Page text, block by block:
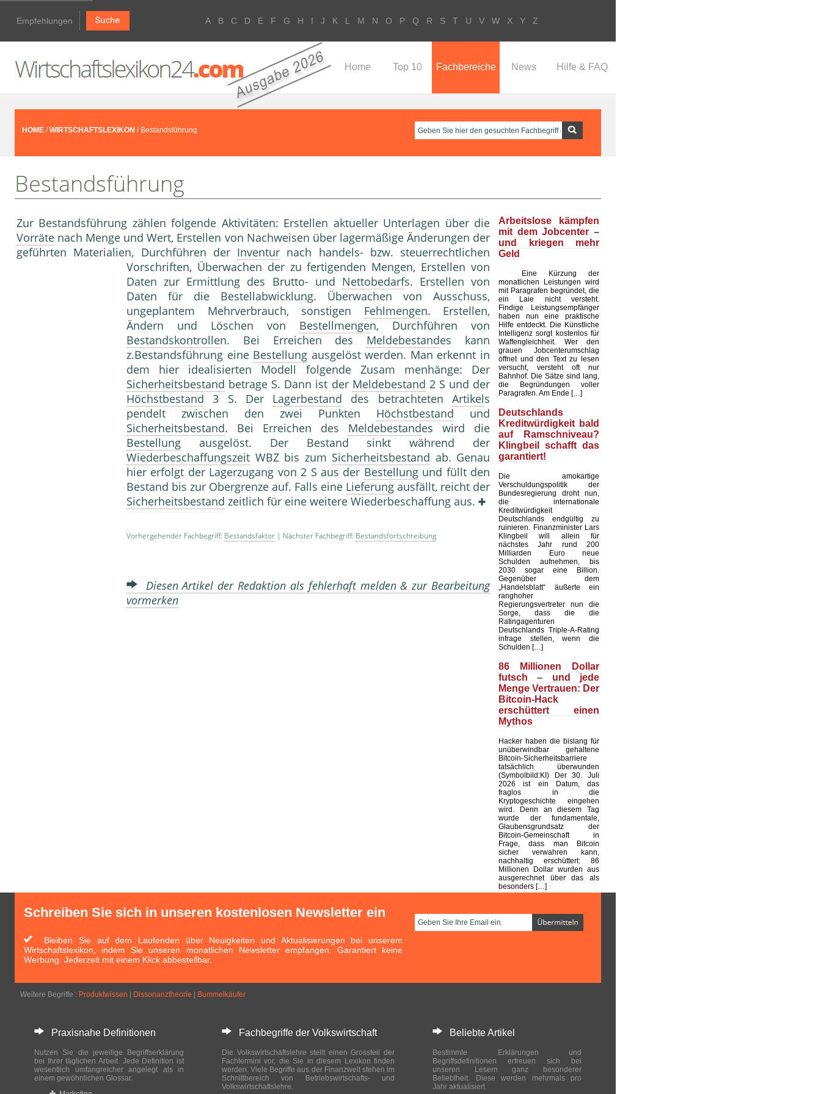
Empfehlungen A B C D E F G H I J K L M N O P Q R S T U V W X Y Z
Home Top 10 Fachbereiche News Hilfe & FAQ
HOME /WIRTSCHAFTSLEXIKON / Bestandsführung
Bestandsführung
Zur Bestandsführung zählen folgende Aktivitäten: Erstellen aktueller Unterlagen über die
Vorräte nach Menge und Wert, Erstellen von Nachweisen über lagermäßige Änderungen der
geführten Materialien, Durchführen der Inventur nach handels- bzw. steuerrechtlichen
Vorschriften, Überwachen der zu fertigenden Mengen, Erstellen von
Daten zur Ermittlung des Brutto- und Nettobedarfs. Erstellen von
Daten für die Bestellabwicklung. Überwachen von Ausschuss,
ungeplantem Mehrverbrauch, sonstigen Fehlmengen. Erstellen,
Ändern und Löschen von Bestellmengen, Durchführen von
Bestandskontrollen. Bei Erreichen des Meldebestandes kann
z.Bestandsführung eine Bestellung ausgelöst werden. Man erkennt in
dem hier idealisierten Modell folgende Zusam menhänge: Der
Sicherheitsbestand betrage S. Dann ist der Meldebestand 2 S und der
Höchstbestand 3 S. Der Lagerbestand des betrachtetenArtikels
pendelt zwischen den zwei Punkten Höchstbestand und
Sicherheitsbestand. Bei Erreichen des Meldebestandes wird die
Bestellung ausgelöst. Der Bestand sinkt während der
Wiederbeschaffungszeit WBZ bis zum Sicherheitsbestand ab. Genau
hier erfolgt der Lagerzugang von 2 S aus der Bestellungund füllt den
Bestand bis zur Obergrenze auf. Falls eine Lieferung ausfällt, reicht der
Sicherheitsbestand zeitlich für eine weitere Wiederbeschaffung aus.
Vorhergehender Fachbegriff: Bestandsfaktor | Nächster Fachbegriff: Bestandsfortschreibung
Diesen Artikel der Redaktion als fehlerhaft melden & zur Bearbeitung
vormerken
Arbeitslose kämpfen
mit dem Jobcenter –
und kriegen mehr
Geld
Eine Kürzung der
monatlichen Leistungen wird
mit Paragrafen begründet, die
ein Laie nicht versteht.
Findige Leistungsempfänger
haben nun eine praktische
Hilfe entdeckt. Die Künstliche
Intelligenz sorgt kostenlos für
Waffengleichheit. Wer den
grauen Jobcenterumschlag
öffnet und den Text zu lesen
versucht, versteht oft nur
Bahnhof. Die Sätze sind lang,
die Begründungen voller
Paragrafen. Am Ende […]
Deutschlands
Kreditwürdigkeit bald
auf Ramschniveau?
Klingbeil schafft das
garantiert!
Die amokartige
Verschuldungspolitik der
Bundesregierung droht nun,
die internationale
Kreditwürdigkeit
Deutschlands endgültig zu
ruinieren. Finanzminister Lars
Klingbeil will allein für
nächstes Jahr rund 200
Milliarden Euro neue
Schulden aufnehmen, bis
2030 sogar eine Billion.
Gegenüber dem
„Handelsblatt“ äußerte ein
ranghoher
Regierungsvertreter nun die
Sorge, dass die die
Ratingagenturen
Deutschlands Triple-A-Rating
infrage stellen, wenn die
Schulden […]
86 Millionen Dollar
futsch – und jede
Menge Vertrauen: Der
Bitcoin-Hack
erschüttert einen
Mythos
Hacker haben die bislang für
unüberwindbar gehaltene
Bitcoin-Sicherheitsbarriere
tatsächlich überwunden
(Symbolbild:KI) Der 30. Juli
2026 ist ein Datum, das
fraglos in die
Kryptogeschichte eingehen
wird. Denn an diesem Tag
wurde der fundamentale,
Glaubensgrundsatz der
Bitcoin-Gemeinschaft in
Frage, dass man Bitcoin
sicher verwahren kann,
nachhaltig erschüttert: 86
Millionen Dollar wurden aus
ausgerechnet über das als
besonders […]
Schreiben Sie sich in unseren kostenlosen Newsletter ein
Bleiben Sie auf dem Laufenden über Neuigkeiten und Aktualisierungen bei unserem
Wirtschaftslexikon, indem Sie unseren monatlichen Newsletter empfangen. Garantiert keine
Werbung. Jederzeit mit einem Klick abbestellbar.
Weitere Begriffe : Produktwissen Dissonanztheorie Bummelkäufer
Praxisnahe Definitionen
Nutzen Sie die jeweilige Begriffserklärung
bei Ihrer täglichen Arbeit. Jede Definition ist
wesentlich umfangreicher angelegt als in
einem gewöhnlichen Glossar.
Fachbegriffe der Volkswirtschaft
Die Volkswirtschaftslehre stellt einen Grossteil der
Fachtermini vor, die Sie in diesem Lexikon finden
werden. Viele Begriffe aus der Finanzwelt stehen im
Schnittbereich von Betriebswirtschafts- und
Volkswirtschaftslehre.
Beliebte Artikel
Bestimmte Erklärungen und
Begriffsdefinitionen erfreuen sich bei
unseren Lesern ganz besonderer
Beliebtheit. Diese werden mehrmals pro
Jahr aktualisiert.